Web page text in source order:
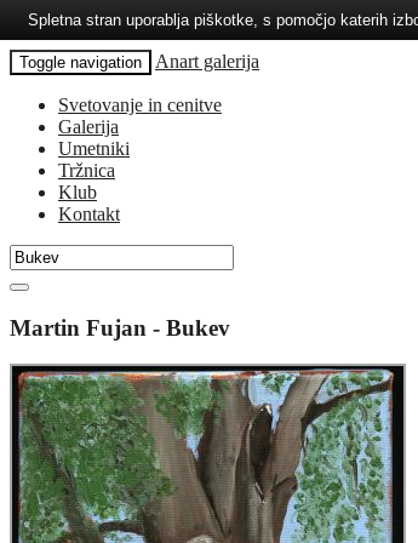
Toggle navigation Anart galerija
Svetovanje in cenitve
Galerija
Umetniki
Tržnica
Klub
Kontakt
Martin Fujan - Bukev
Spletna stran uporablja piškotke, s pomočjo katerih